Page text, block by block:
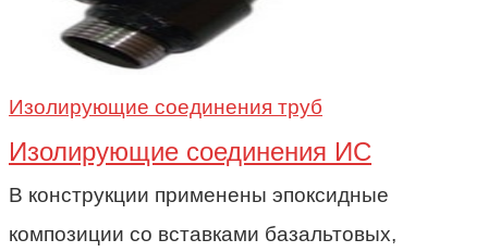
Изолирующие соединения труб
Изолирующие соединения ИС
В конструкции применены эпоксидные
композиции cо вставками базальтовых,